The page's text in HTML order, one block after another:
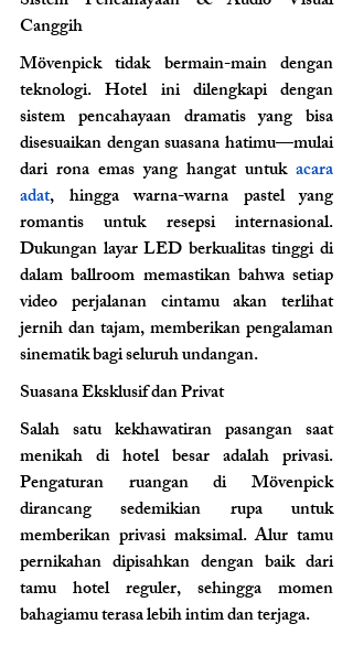
Canggih
Mövenpick tidak bermain-main dengan
teknologi. Hotel ini dilengkapi dengan
sistem pencahayaan dramatis yang bisa
disesuaikan dengan suasana hatimu—mulai
dari rona emas yang hangat untuk acara
adat, hingga warna-warna pastel yang
romantis untuk resepsi internasional.
Dukungan layar LED berkualitas tinggi di
dalam ballroom memastikan bahwa setiap
video perjalanan cintamu akan terlihat
jernih dan tajam, memberikan pengalaman
sinematik bagi seluruh undangan.
Suasana Eksklusif dan Privat
Salah satu kekhawatiran pasangan saat
menikah di hotel besar adalah privasi.
Pengaturan ruangan di Mövenpick
dirancang sedemikian rupa untuk
memberikan privasi maksimal. Alur tamu
pernikahan dipisahkan dengan baik dari
tamu hotel reguler, sehingga momen
bahagiamu terasa lebih intim dan terjaga.